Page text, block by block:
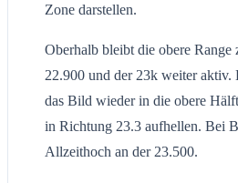
Zone darstellen.
Oberhalb bleibt die obere
22.900 und der 23k weiter aktiv.
das Bild wieder in die obere
in Richtung 23.3 aufhellen. Bei
Allzeithoch an der 23.500.